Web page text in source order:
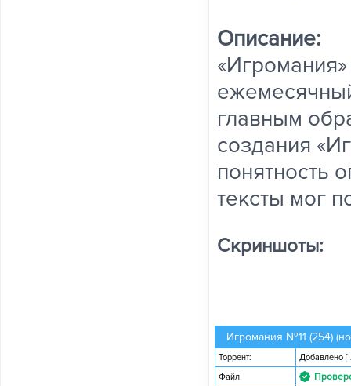
Описание:
главным
создания
понятность
тексты мог
Скриншоты:
Игромания №11 (254)
Торрент: Добавлено [
Файл